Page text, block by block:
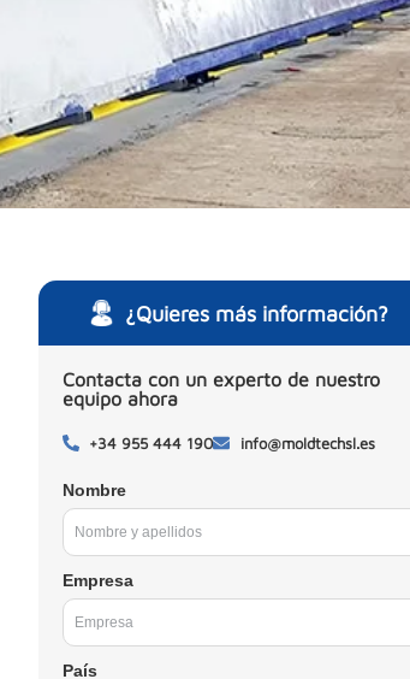
¿Quieres más información?
Contacta con un experto de nuestro
equipo ahora
+34 955 444 190 info@moldtechsl.es
Nombre
Empresa
País